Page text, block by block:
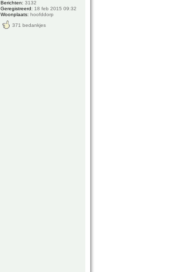
Berichten: 3132
Geregistreerd: 18 feb 2015 09:32
Woonplaats: hoofddorp
371 bedankjes